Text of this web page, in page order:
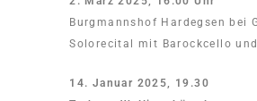
Burgmannshof Hardegsen bei
Solorecital mit Barockcello
14. Januar 2025, 19.30